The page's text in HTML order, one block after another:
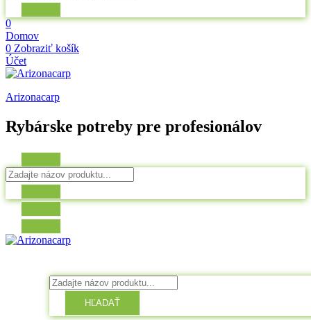
0
Domov
0 Zobraziť košík
Účet
Arizonacarp
Rybárske potreby pre profesionálov
HĽADAŤ